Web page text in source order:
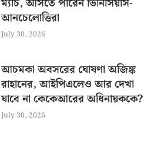
আনচেলোত্তিরা
July 30, 2026
আচমকা অবসরের ঘোষণা অজিঙ্ক
রাহানের, আইপিএলেও আর দেখা
যাবে না কেকেআরের অধিনায়ককে?
July 30, 2026